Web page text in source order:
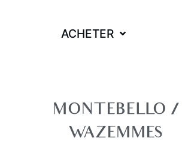
ACHETER
MONTEBELLO /
WAZEMMES
CONTACT@DEHIBA-IMMOBILIER.FR
06 89 12 34 21
3 RUE DES IMMEUBLES